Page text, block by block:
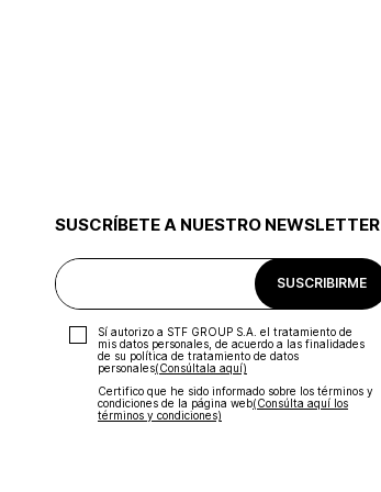
SUSCRÍBETE A NUESTRO NEWSLETTER
SUSCRIBIRME
Sí autorizo a STF GROUP S.A. el tratamiento de
mis datos personales, de acuerdo a las finalidades
de su política de tratamiento de datos
personales‎(Consúltala aquí)
Certifico que he sido informado sobre los términos y
condiciones de la página web‎(Consúlta aquí los
términos y condiciones)